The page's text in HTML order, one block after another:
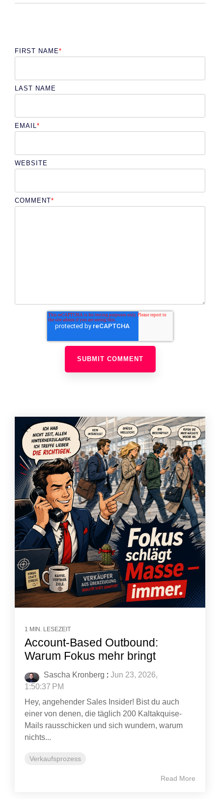
FIRST NAME*
LAST NAME
EMAIL *
WEBSITE
COMMENT*
1 MIN. LESEZEIT
Account-Based Outbound:
Warum Fokus mehr bringt
Sascha Kronberg : Jun 23, 2026,
1:50:37 PM
Hey, angehender Sales Insider! Bist du auch
einer von denen, die täglich 200 Kaltakquise-
Mails rausschicken und sich wundern, warum
nichts...
Verkaufsprozess
Read More